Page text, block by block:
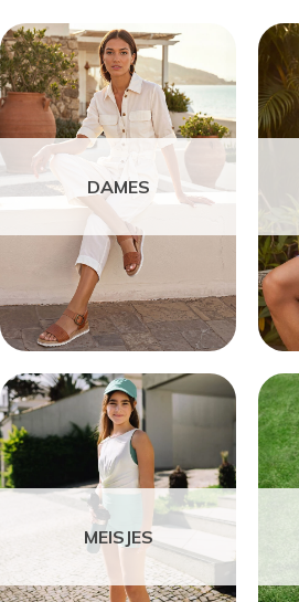
DAMES
MEISJES